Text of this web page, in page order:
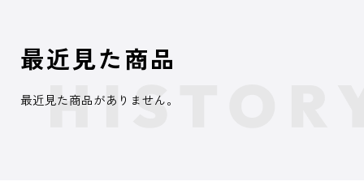
最近見た商品
最近見た商品がありません。